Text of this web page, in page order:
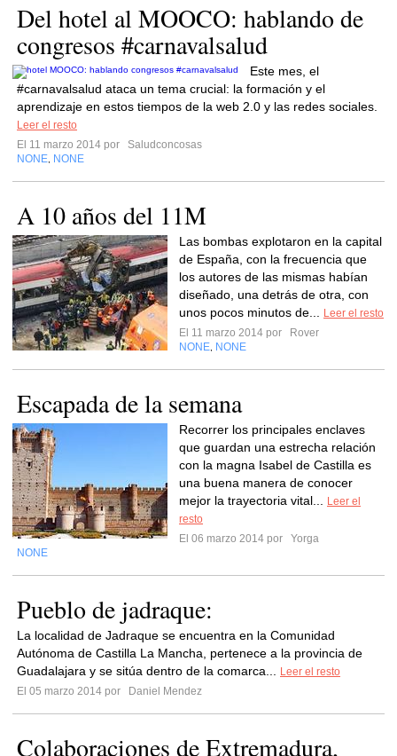
Del hotel al MOOCO: hablando de
congresos #carnavalsalud
Este mes, el
#carnavalsalud ataca un tema crucial: la formación y el
aprendizaje en estos tiempos de la web 2.0 y las redes sociales.
Leer el resto
El 11 marzo 2014 por
Saludconcosas
NONE NONE
A 10 años del 11M
Las bombas explotaron en la capital
de España, con la frecuencia que
los autores de las mismas habían
diseñado, una detrás de otra, con
unos pocos minutos de...
Leer el resto
El 11 marzo 2014 por
Rover
NONE NONE
Escapada de la semana
Recorrer los principales enclaves
que guardan una estrecha relación
con la magna Isabel de Castilla es
una buena manera de conocer
mejor la trayectoria vital...
Leer el
resto
El 06 marzo 2014 por
Yorga
NONE
Pueblo de jadraque:
La localidad de Jadraque se encuentra en la Comunidad
Autónoma de Castilla La Mancha, pertenece a la provincia de
Guadalajara y se sitúa dentro de la comarca...
Leer el resto
El 05 marzo 2014 por
Daniel Mendez
Colaboraciones de Extremadura,